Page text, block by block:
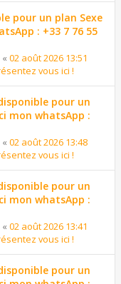
pour un plan Sexe
: +33 7 76 55
« 02 août 2026 13:51
vous ici !
pour un
mon whatsApp :
« 02 août 2026 13:48
vous ici !
pour un
mon whatsApp :
« 02 août 2026 13:41
vous ici !
pour un